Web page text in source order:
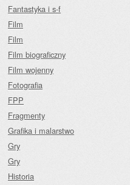
Fantastyka i s-f
Film
Film
Film biograficzny
Film wojenny
Fotografia
FPP
Fragmenty
Grafika i malarstwo
Gry
Gry
Historia